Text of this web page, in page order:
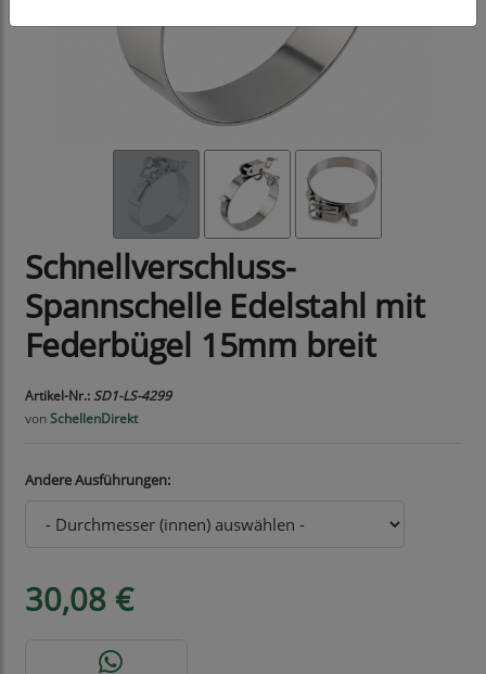
Schnellverschluss-
Spannschelle Edelstahl mit
Federbügel 15mm breit
Artikel-Nr.: SD1-LS-4299
vonSchellenDirekt
Andere Ausführungen:
30,08 €